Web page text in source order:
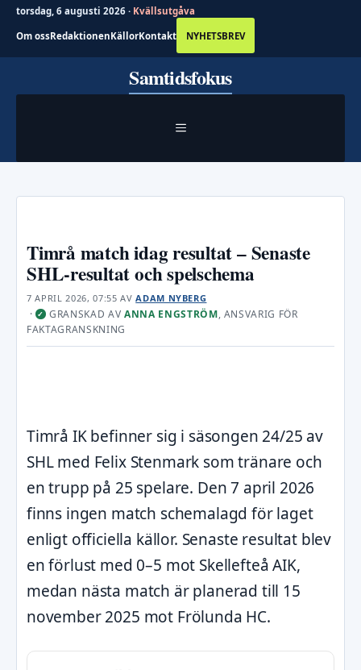
torsdag, 6 augusti 2026 · Kvällsutgåva
Om ossRedaktionenKällorKontakt NYHETSBREV
Samtidsfokus
MENY
Timrå match idag resultat – Senaste
SHL-resultat och spelschema
7 APRIL 2026, 07:55 AVADAM NYBERG
· ✓ GRANSKAD AV ANNA ENGSTRÖM, ANSVARIG FÖR
FAKTAGRANSKNING
Timrå IK befinner sig i säsongen 24/25 av
SHL med Felix Stenmark som tränare och
en trupp på 25 spelare. Den 7 april 2026
finns ingen match schemalagd för laget
enligt officiella källor. Senaste resultat blev
en förlust med 0–5 mot Skellefteå AIK,
medan nästa match är planerad till 15
november 2025 mot Frölunda HC.